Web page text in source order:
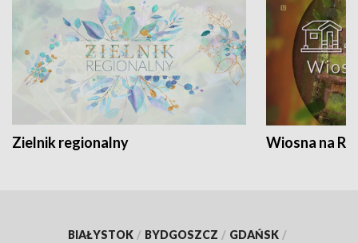
Zielnik regionalny Wiosna na
BIAŁYSTOK / BYDGOSZCZ / GDAŃSK /